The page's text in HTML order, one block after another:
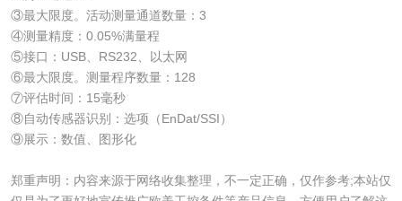
③最大限度。活动测量通道数量：3
④测量精度：0.05%满量程
⑤接口：USB、RS232、以太网
⑥最大限度。测量程序数量：128
⑦评估时间：15毫秒
⑧自动传感器识别：选项（EnDat/SSI）
⑨展示：数值、图形化
郑重声明：内容来源于网络收集整理，不一定正确，仅作参考;本站仅